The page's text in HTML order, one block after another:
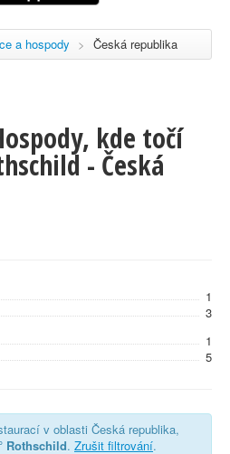
a hospody > Česká republika
kde točí
- Česká
1
3
1
5
v oblasti Česká republika,
Rothschild. Zrušit filtrování.